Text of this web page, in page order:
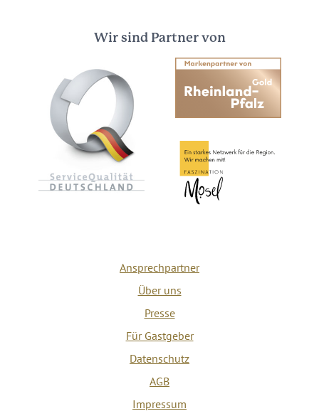
Wir sind Partner von
Ansprechpartner
Über uns
Presse
Für Gastgeber
Datenschutz
AGB
Impressum